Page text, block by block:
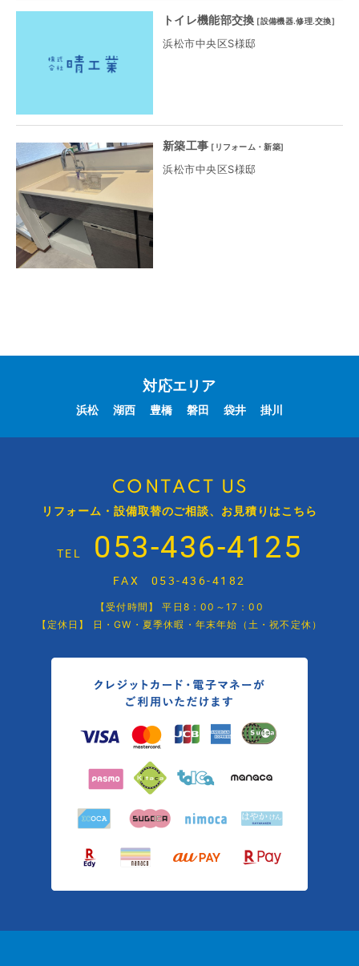
トイレ機能部交換 [設備機器.修理.交換]
浜松市中央区S様邸
新築工事 [ リフォーム・新築]
浜松市中央区S様邸
対応エリア
浜松 湖西 豊橋 磐田 袋井 掛川
CONTACT US
リフォーム・設備取替のご相談、お見積りはこちら
TEL 053-436-4125
FAX 053-436-4182
【受付時間】 平日8：00～17：00
【定休日】 日・GW・夏季休暇・年末年始（土・祝不定休）